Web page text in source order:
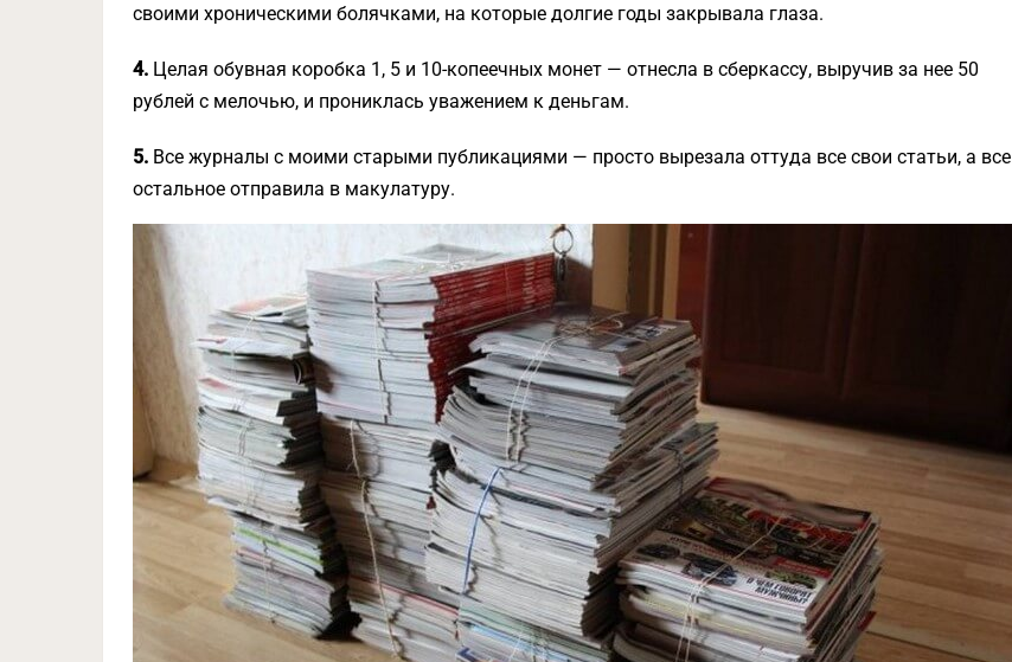
своими хроническими болячками, на которые долгие годы закрывала глаза.
4. Целая обувная коробка 1, 5 и 10-копеечных монет — отнесла в сберкассу, выручив за нее 50
рублей с мелочью, и прониклась уважением к деньгам.
5. Все журналы с моими старыми публикациями — просто вырезала оттуда все свои статьи, а все
остальное отправила в макулатуру.